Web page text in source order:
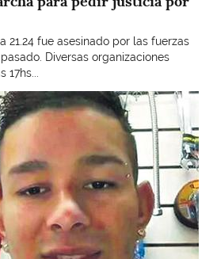
21.24 fue asesinado por las fuerzas
Diversas organizaciones